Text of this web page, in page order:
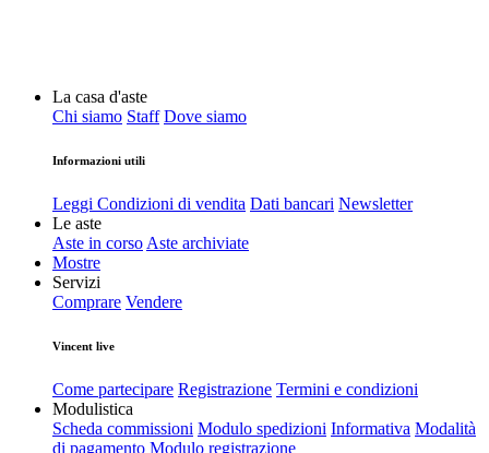
La casa d'aste
Chi siamo Staff Dove siamo
Informazioni utili
Leggi Condizioni di vendita Dati bancari Newsletter
Le aste
Aste in corso Aste archiviate
Mostre
Servizi
Comprare Vendere
Vincent live
Come partecipare Registrazione Termini e condizioni
Modulistica
Scheda commissioni Modulo spedizioni Informativa Modalità
di pagamento Modulo registrazione